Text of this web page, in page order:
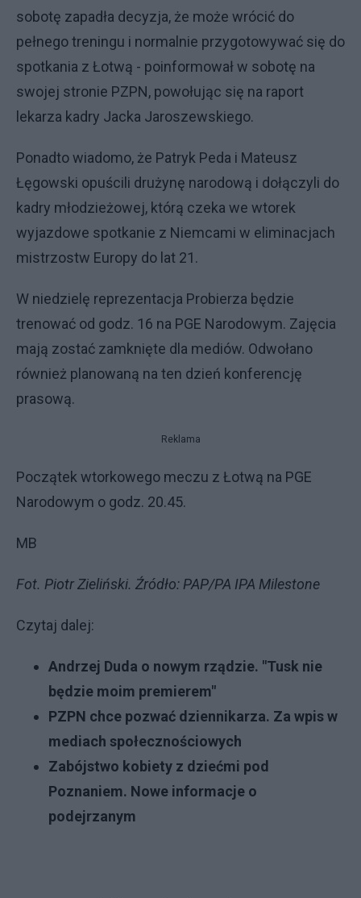
sobotę zapadła decyzja, że może wrócić do
pełnego treningu i normalnie przygotowywać się do
spotkania z Łotwą - poinformował w sobotę na
swojej stronie PZPN, powołując się na raport
lekarza kadry Jacka Jaroszewskiego.
Ponadto wiadomo, że Patryk Peda i Mateusz
Łęgowski opuścili drużynę narodową i dołączyli do
kadry młodzieżowej, którą czeka we wtorek
wyjazdowe spotkanie z Niemcami w eliminacjach
mistrzostw Europy do lat 21.
W niedzielę reprezentacja Probierza będzie
trenować od godz. 16 na PGE Narodowym. Zajęcia
mają zostać zamknięte dla mediów. Odwołano
również planowaną na ten dzień konferencję
prasową.
Reklama
Początek wtorkowego meczu z Łotwą na PGE
Narodowym o godz. 20.45.
MB
Fot. Piotr Zieliński. Źródło: PAP/PA IPA Milestone
Czytaj dalej:
Andrzej Duda o nowym rządzie. "Tusk nie
będzie moim premierem"
PZPN chce pozwać dziennikarza. Za wpis w
mediach społecznościowych
Zabójstwo kobiety z dziećmi pod
Poznaniem. Nowe informacje o
podejrzanym